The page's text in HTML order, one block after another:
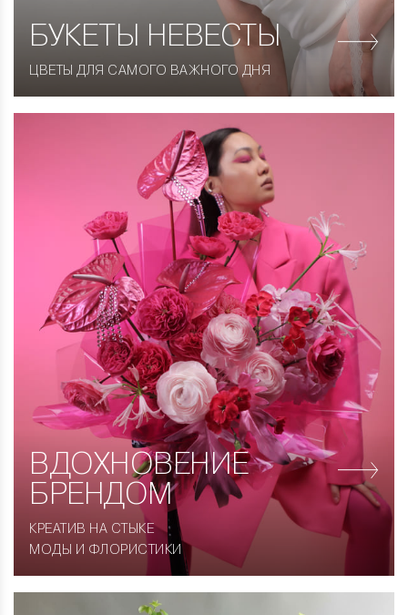
БУКЕТЫ НЕВЕСТЫ
ЦВЕТЫ ДЛЯ САМОГО ВАЖНОГО ДНЯ
ВДОХНОВЕНИЕ
БРЕНДОМ
КРЕАТИВ НА СТЫКЕ
МОДЫ И ФЛОРИСТИКИ